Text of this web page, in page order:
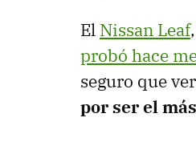
El Nissan Leaf
probó hace
seguro que
por ser el